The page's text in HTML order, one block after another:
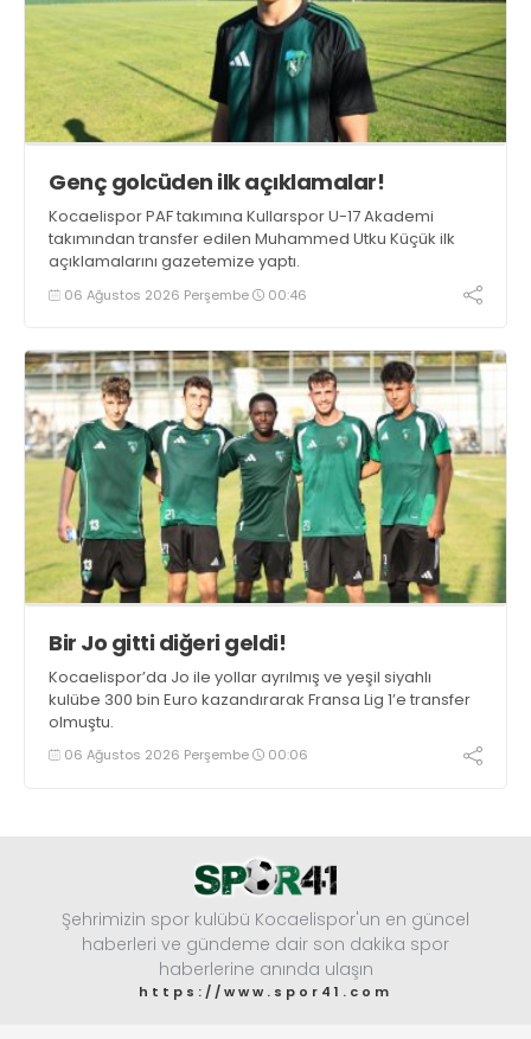
Genç golcüden ilk açıklamalar!
Kocaelispor PAF takımına Kullarspor U-17 Akademi
takımından transfer edilen Muhammed Utku Küçük ilk
açıklamalarını gazetemize yaptı.
06 Ağustos 2026 Perşembe 00:46
Bir Jo gitti diğeri geldi!
Kocaelispor’da Jo ile yollar ayrılmış ve yeşil siyahlı
kulübe 300 bin Euro kazandırarak Fransa Lig 1’e transfer
olmuştu.
06 Ağustos 2026 Perşembe 00:06
Şehrimizin spor kulübü Kocaelispor'un en güncel
haberleri ve gündeme dair son dakika spor
haberlerine anında ulaşın
https://www.spor41.com